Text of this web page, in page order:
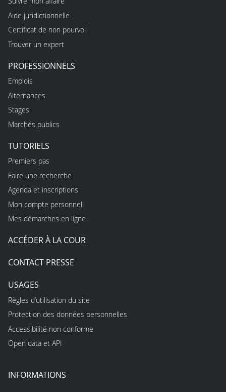
Aide juridictionnelle
Certificat de non pourvoi
Trouver un expert
PROFESSIONNELS
Emplois
Alternances
Stages
Marchés publics
TUTORIELS
Premiers pas
Faire une recherche
Agenda et inscriptions
Mon compte personnel
Mes démarches en ligne
ACCÉDER À LA COUR
CONTACT PRESSE
USAGES
Règles d’utilisation du site
Protection des données personnelles
Accessibilité non conforme
Open data et API
INFORMATIONS